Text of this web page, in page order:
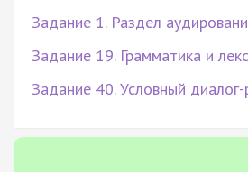
Задание 1. Раздел
Задание 19. Грамматика и
Задание 40. Условный диалог-